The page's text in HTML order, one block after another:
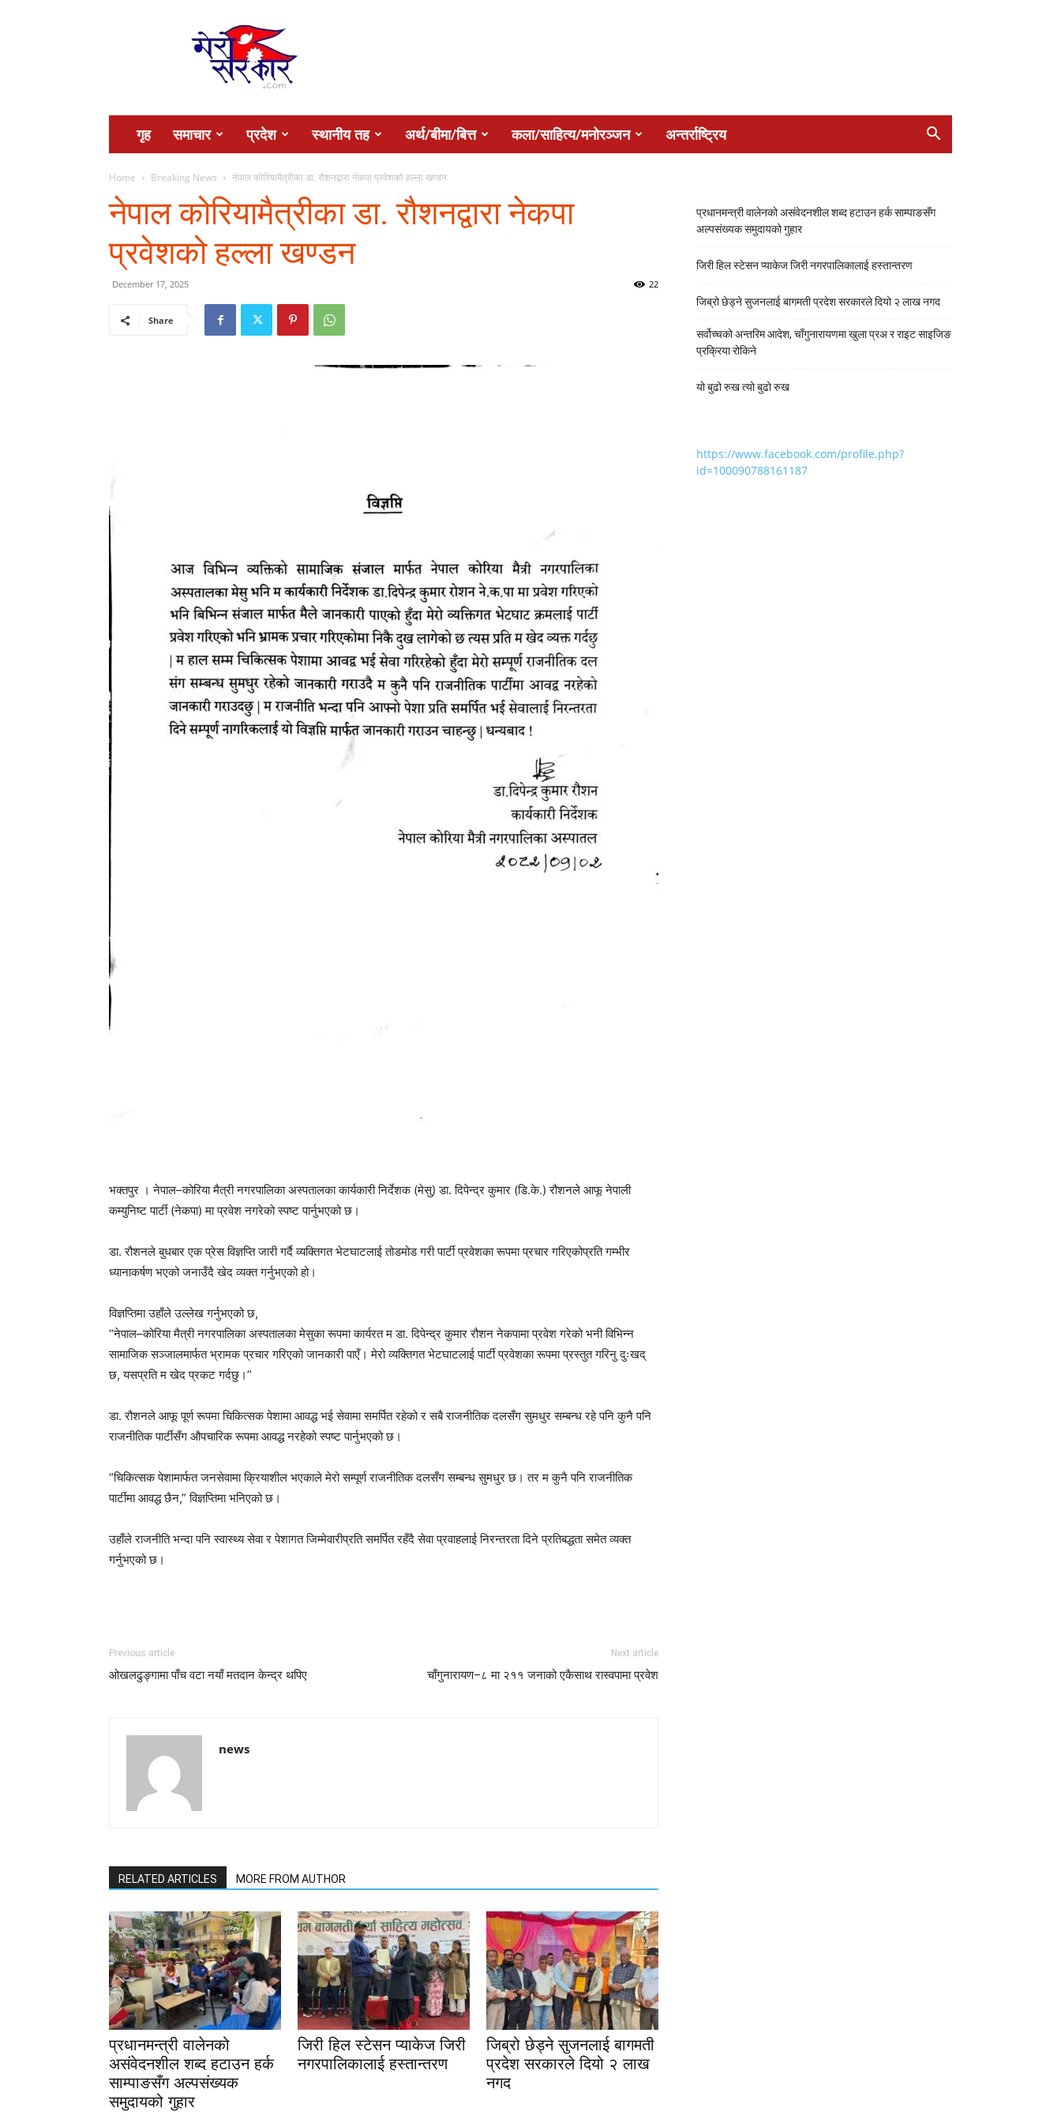
गृह समाचार प्रदेश स्थानीय तह अर्थ/बीमा/बित्त कला/साहित्य/मनोरञ्जन अन्तर्राष्ट्रिय
Home Breaking News नेपाल कोरियामैत्रीका डा. रौशनद्वारा नेकपा प्रवेशको हल्ला खण्डन
नेपाल कोरियामैत्रीका डा. रौशनद्वारा नेकपा
प्रवेशको हल्ला खण्डन
December 17, 2025 22
Share
भक्तपुर । नेपाल–कोरिया मैत्री नगरपालिका अस्पतालका कार्यकारी निर्देशक (मेसु) डा. दिपेन्द्र कुमार (डि.के.) रौशनले आफू नेपाली
कम्युनिष्ट पार्टी (नेकपा) मा प्रवेश नगरेको स्पष्ट पार्नुभएको छ।
डा. रौशनले बुधबार एक प्रेस विज्ञप्ति जारी गर्दै व्यक्तिगत भेटघाटलाई तोडमोड गरी पार्टी प्रवेशका रूपमा प्रचार गरिएकोप्रति गम्भीर
ध्यानाकर्षण भएको जनाउँदै खेद व्यक्त गर्नुभएको हो।
विज्ञप्तिमा उहाँले उल्लेख गर्नुभएको छ,
“नेपाल–कोरिया मैत्री नगरपालिका अस्पतालका मेसुका रूपमा कार्यरत म डा. दिपेन्द्र कुमार रौशन नेकपामा प्रवेश गरेको भनी विभिन्न
सामाजिक सञ्जालमार्फत भ्रामक प्रचार गरिएको जानकारी पाएँ। मेरो व्यक्तिगत भेटघाटलाई पार्टी प्रवेशका रूपमा प्रस्तुत गरिनु दुःखद्
छ, यसप्रति म खेद प्रकट गर्दछु।”
डा. रौशनले आफू पूर्ण रूपमा चिकित्सक पेशामा आवद्ध भई सेवामा समर्पित रहेको र सबै राजनीतिक दलसँग सुमधुर सम्बन्ध रहे पनि कुनै पनि
राजनीतिक पार्टीसँग औपचारिक रूपमा आवद्ध नरहेको स्पष्ट पार्नुभएको छ।
“चिकित्सक पेशामार्फत जनसेवामा क्रियाशील भएकाले मेरो सम्पूर्ण राजनीतिक दलसँग सम्बन्ध सुमधुर छ। तर म कुनै पनि राजनीतिक
पार्टीमा आवद्ध छैन,” विज्ञप्तिमा भनिएको छ।
उहाँले राजनीति भन्दा पनि स्वास्थ्य सेवा र पेशागत जिम्मेवारीप्रति समर्पित रहँदै सेवा प्रवाहलाई निरन्तरता दिने प्रतिबद्धता समेत व्यक्त
गर्नुभएको छ।
Previous article
ओखलढुङ्गामा पाँच वटा नयाँ मतदान केन्द्र थपिए
Next article
चाँगुनारायण–८ मा २११ जनाको एकैसाथ रास्वपामा प्रवेश
news
RELATED ARTICLES MORE FROM AUTHOR
प्रधानमन्त्री वालेनको
असंवेदनशील शब्द हटाउन हर्क
साम्पाङसँग अल्पसंख्यक
समुदायको गुहार
जिरी हिल स्टेसन प्याकेज जिरी
नगरपालिकालाई हस्तान्तरण
जिब्रो छेड्ने सुजनलाई बागमती
प्रदेश सरकारले दियो २ लाख
नगद
प्रधानमन्त्री वालेनको असंवेदनशील शब्द हटाउन हर्क साम्पाङसँग
अल्पसंख्यक समुदायको गुहार
जिरी हिल स्टेसन प्याकेज जिरी नगरपालिकालाई हस्तान्तरण
जिब्रो छेड्ने सुजनलाई बागमती प्रदेश सरकारले दियो २ लाख नगद
सर्वोच्चको अन्तरिम आदेश, चाँगुनारायणमा खुला प्रअ र राइट साइजिङ
प्रक्रिया रोकिने
यो बुढो रुख त्यो बुढो रुख
https://www.facebook.com/profile.php?
id=100090788161187